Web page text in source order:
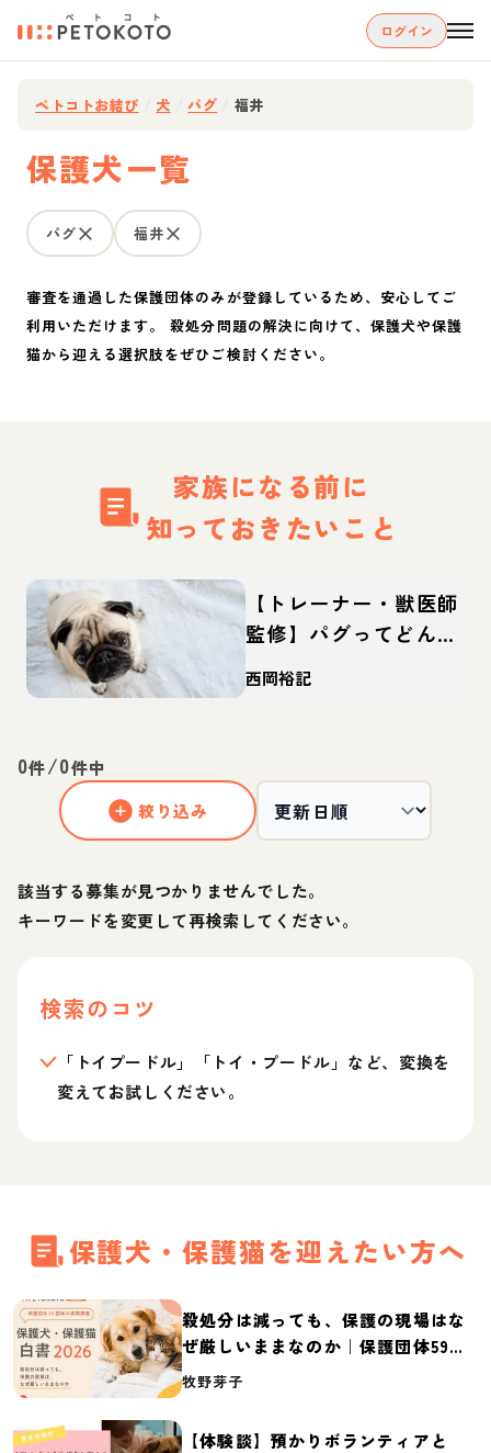
ログイン
ペトコトお結び 犬 パグ 福井
保護犬一覧
パグ 福井
審査を通過した保護団体のみが登録しているため、安心してご
利用いただけます。 殺処分問題の解決に向けて、保護犬や保護
猫から迎える選択肢をぜひご検討ください。
家族になる前に
知っておきたいこと
【トレーナー・獣医師
監修】パグってどんな
犬？性格・特徴・育て
方・迎え方
西岡裕記
0件/0件中
絞り込み
該当する募集が見つかりませんでした。
キーワードを変更して再検索してください。
検索のコツ
「トイプードル」「トイ・プードル」など、変換を
変えてお試しください。
保護犬・保護猫を迎えたい方へ
殺処分は減っても、保護の現場はな
ぜ厳しいままなのか｜保護団体59団
体の実態調査【保護犬・保護猫白書
牧野芽子
【体験談】預かりボランティアと